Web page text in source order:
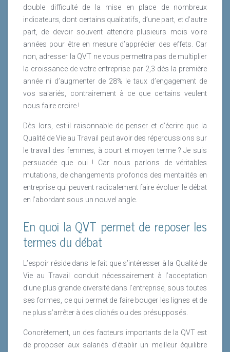
double difficulté de la mise en place de nombreux
indicateurs, dont certains qualitatifs, d’une part, et d’autre
part, de devoir souvent attendre plusieurs mois voire
années pour être en mesure d’apprécier des effets. Car
non, adresser la QVT ne vous permettra pas de multiplier
la croissance de votre entreprise par 2,3 dès la première
année ni d’augmenter de 28% le taux d’engagement de
vos salariés, contrairement à ce que certains veulent
nous faire croire !
Dès lors, est-il raisonnable de penser et d’écrire que la
Qualité de Vie au Travail peut avoir des répercussions sur
le travail des femmes, à court et moyen terme ? Je suis
persuadée que oui ! Car nous parlons de véritables
mutations, de changements profonds des mentalités en
entreprise qui peuvent radicalement faire évoluer le débat
en l’abordant sous un nouvel angle.
En quoi la QVT permet de reposer les
termes du débat
L’espoir réside dans le fait que s’intéresser à la Qualité de
Vie au Travail conduit nécessairement à l’acceptation
d’une plus grande diversité dans l’entreprise, sous toutes
ses formes, ce qui permet de faire bouger les lignes et de
ne plus s’arrêter à des clichés ou des présupposés.
Concrètement, un des facteurs importants de la QVT est
de proposer aux salariés d’établir un meilleur équilibre